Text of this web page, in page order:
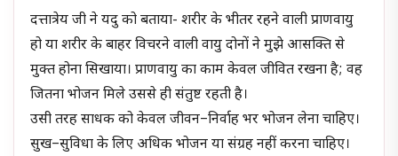
दत्तात्रेय जी ने यदु को बताया- शरीर के भीतर रहने वाली प्राणवायु
हो या शरीर के बाहर विचरने वाली वायु दोनों ने मुझे आसक्ति से
मुक्त होना सिखाया। प्राणवायु का काम केवल जीवित रखना है; वह
जितना भोजन मिले उससे ही संतुष्ट रहती है।
उसी तरह साधक को केवल जीवन–निर्वाह भर भोजन लेना चाहिए।
सुख–सुविधा के लिए अधिक भोजन या संग्रह नहीं करना चाहिए।